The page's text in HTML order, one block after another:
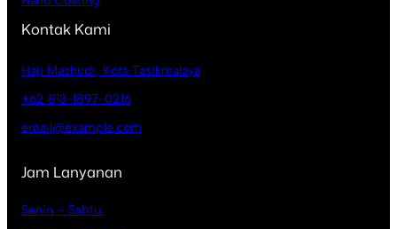
Kontak Kami
Haji Mashudi, Kota Tasikmalaya
+62 813-1897-0216
email@example.com
Jam Lanyanan
Senin – Sabtu: